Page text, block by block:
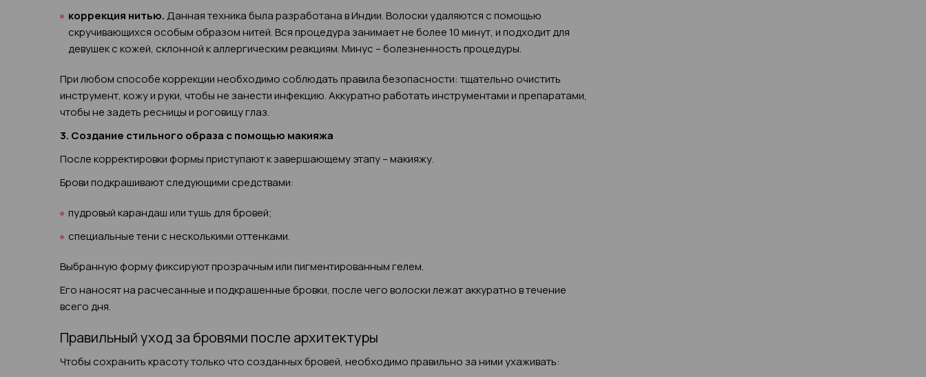
коррекция нитью.Данная техника была разработана в Индии. Волоски удаляются с помощью
скручивающихся особым образом нитей. Вся процедура занимает не более 10 минут, и подходит для
девушек с кожей, склонной к аллергическим реакциям. Минус – болезненность процедуры.
При любом способе коррекции необходимо соблюдать правила безопасности: тщательно очистить
инструмент, кожу и руки, чтобы не занести инфекцию. Аккуратно работать инструментами и препаратами,
чтобы не задеть ресницы и роговицу глаз.
3. Создание стильного образа с помощью макияжа
После корректировки формы приступают к завершающему этапу – макияжу.
Брови подкрашивают следующими средствами:
пудровый карандаш или тушь для бровей;
специальные тени с несколькими оттенками.
Выбранную форму фиксируют прозрачным или пигментированным гелем.
Его наносят на расчесанные и подкрашенные бровки, после чего волоски лежат аккуратно в течение
всего дня.
Правильный уход за бровями после архитектуры
Чтобы сохранить красоту только что созданных бровей, необходимо правильно за ними ухаживать: